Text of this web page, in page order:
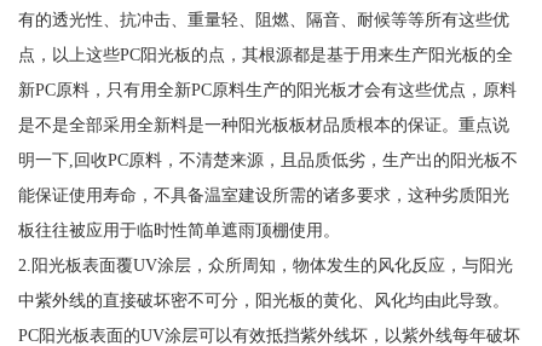
有的透光性、抗冲击、重量轻、阻燃、隔音、耐候等等所有这些优
点，以上这些PC阳光板的点，其根源都是基于用来生产阳光板的全
新PC原料，只有用全新PC原料生产的阳光板才会有这些优点，原料
是不是全部采用全新料是一种阳光板板材品质根本的保证。重点说
明一下,回收PC原料，不清楚来源，且品质低劣，生产出的阳光板不
能保证使用寿命，不具备温室建设所需的诸多要求，这种劣质阳光
板往往被应用于临时性简单遮雨顶棚使用。
2.阳光板表面覆UV涂层，众所周知，物体发生的风化反应，与阳光
中紫外线的直接破坏密不可分，阳光板的黄化、风化均由此导致。
PC阳光板表面的UV涂层可以有效抵挡紫外线坏，以紫外线每年破坏